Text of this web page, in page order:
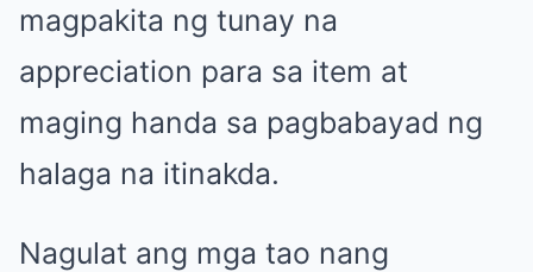
magpakita ng tunay na
appreciation para sa item at
maging handa sa pagbabayad ng
halaga na itinakda.
Nagulat ang mga tao nang